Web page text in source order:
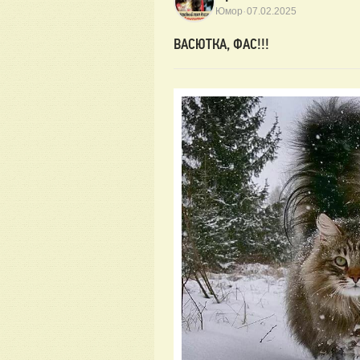
Юмор ·07.02.2025
ВАСЮТКА, ФАС!!!